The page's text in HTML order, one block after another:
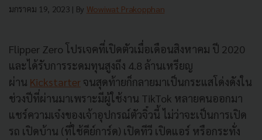
มกราคม 19, 2023 | By Wowiwat Prakopphan
Flipper Zero โปรเจคที่เปิดตัวเมื่อเดือนสิงหาคม ปี 2020
และได้รับการระดมทุนสูงถึง 4.8 ล้านเหรียญ
ผ่าน Kickstarterจนสุดท้ายก็กลายมาเป็นกระแสโด่งดังใน
ช่วงปีที่ผ่านมาเพราะมีผู้ใช้งาน TikTok หลายคนออกมา
แชร์ความเจ๋งของเจ้าอุปกรณ์ตัวจิ๋วนี้ ไม่ว่าจะเป็นการเปิด
รถ เปิดบ้าน (ที่ใช้คีย์การ์ด) เปิดทีวี เปิดแอร์ หรือกระทั่ง